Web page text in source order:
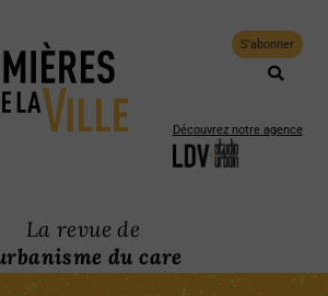
S'abonner
Découvrez notre agence
La revue de
du care